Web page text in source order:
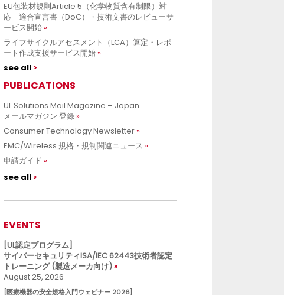
EU包装材規則Article 5（化学物質含有制限）対
応 適合宣言書（DoC）・技術文書のレビューサ
ービス開始
ライフサイクルアセスメント（LCA）算定・レポ
ート作成支援サービス開始
see all
PUBLICATIONS
UL Solutions Mail Magazine – Japan
メールマガジン 登録
Consumer Technology Newsletter
EMC/Wireless 規格・規制関連ニュース
申請ガイド
see all
EVENTS
[UL認定プログラム]
サイバーセキュリティISA/IEC 62443技術者認定
トレーニング (製造メーカ向け)
August 25, 2026
[医療機器の安全規格入門ウェビナー 2026]